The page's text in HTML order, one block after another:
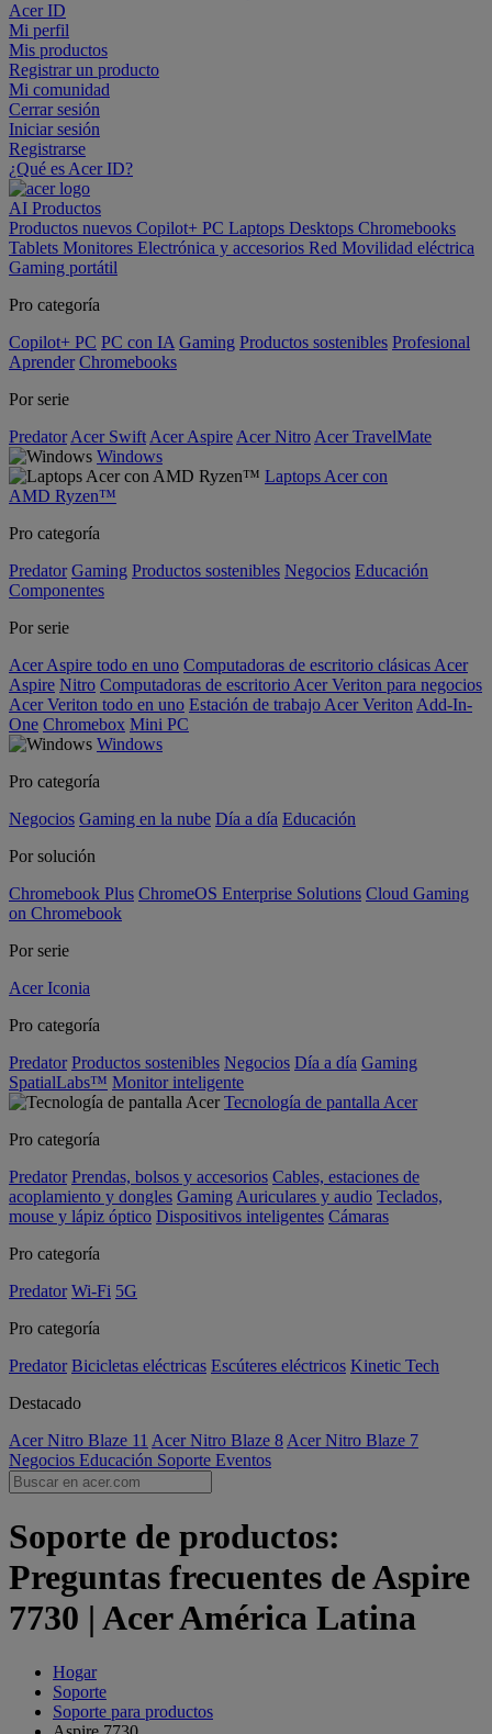
Acer ID
Mi perfil
Mis productos
Registrar un producto
Mi comunidad
Cerrar sesión
Iniciar sesión
Registrarse
¿Qué es Acer ID?
AI Productos
Productos nuevos Copilot+ PC Laptops Desktops Chromebooks
Tablets Monitores Electrónica y accesorios Red Movilidad eléctrica
Gaming portátil
Pro categoría
Copilot+ PC PC con IA Gaming Productos sostenibles Profesional
Aprender Chromebooks
Por serie
Predator Acer Swift Acer Aspire Acer Nitro Acer TravelMate
Windows
Laptops Acer con
AMD Ryzen™
Pro categoría
Predator Gaming Productos sostenibles Negocios Educación
Componentes
Por serie
Acer Aspire todo en uno Computadoras de escritorio clásicas Acer
Aspire Nitro Computadoras de escritorio Acer Veriton para negocios
Acer Veriton todo en uno Estación de trabajo Acer Veriton Add-In-
One Chromebox Mini PC
Windows
Pro categoría
Negocios Gaming en la nube Día a día Educación
Por solución
Chromebook Plus ChromeOS Enterprise Solutions Cloud Gaming
on Chromebook
Por serie
Acer Iconia
Pro categoría
Predator Productos sostenibles Negocios Día a día Gaming
SpatialLabs™ Monitor inteligente
Tecnología de pantalla Acer
Pro categoría
Predator Prendas, bolsos y accesorios Cables, estaciones de
acoplamiento y dongles Gaming Auriculares y audio Teclados,
mouse y lápiz óptico Dispositivos inteligentes Cámaras
Pro categoría
Predator Wi-Fi 5G
Pro categoría
Predator Bicicletas eléctricas Escúteres eléctricos Kinetic Tech
Destacado
Acer Nitro Blaze 11 Acer Nitro Blaze 8 Acer Nitro Blaze 7
Negocios Educación Soporte Eventos
Soporte de productos:
Preguntas frecuentes de Aspire
7730 | Acer América Latina
Hogar
Soporte
Soporte para productos